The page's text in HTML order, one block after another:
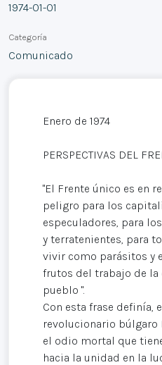
1974-01-01
Categoría
Comunicado
Enero de 1974
PERSPECTIVAS DEL
"El Frente único es en
peligro para los
especuladores, para
y terratenientes, para
vivir como parásitos y
frutos del trabajo de la
pueblo ".
Con esta frase definía,
revolucionario
el odio mortal que
hacia la unidad en la